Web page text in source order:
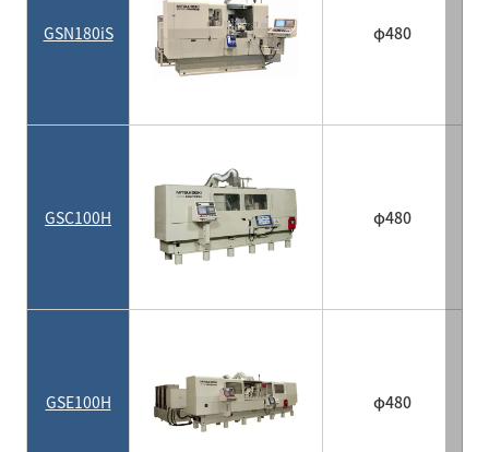
GSN180iS φ480
GSC100H φ480
GSE100H φ480